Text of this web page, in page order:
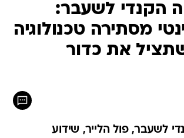
הקנדי לשעבר:
מסתירה טכנולוגיה
שתציל את כדור
לשעבר, פול הלייר, שידוע